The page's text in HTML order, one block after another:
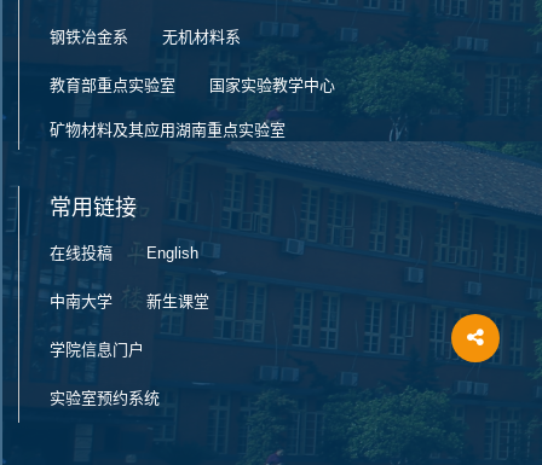
钢铁冶金系 无机材料系
教育部重点实验室 国家实验教学中心
矿物材料及其应用湖南重点实验室
常用链接
在线投稿 English
中南大学 新生课堂
学院信息门户
实验室预约系统